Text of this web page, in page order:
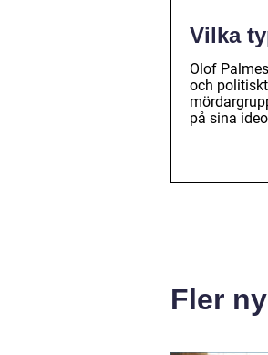
Vilka
Olof
och
på sina
Fler